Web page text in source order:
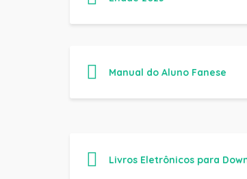
Manual do Aluno Fanese
Livros Eletrônicos para